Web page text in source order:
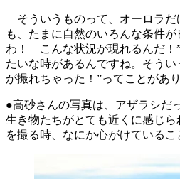
そういうものって、オーロラだ
も、たまに自然のいろんな条件が
わ！ こんな状況が現れるんだ！
たいな時があるんですね。そう
が撮れちゃった！”ってことがあり
●高砂さんの写真は、アザラシだ
生き物たちがとても近くに感じ
を撮る時、なにか心がけている